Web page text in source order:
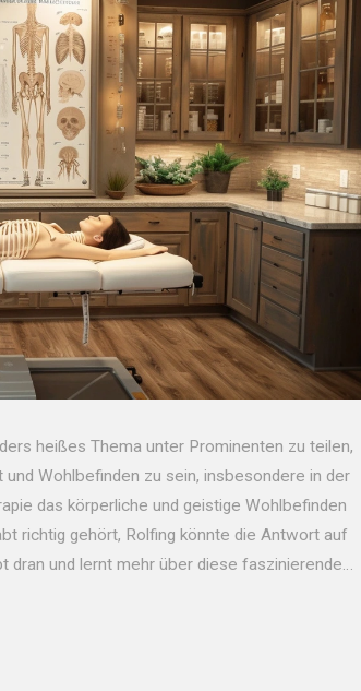
heißes Thema unter Prominenten zu teilen,
Wohlbefinden zu sein, insbesondere in der
das körperliche und geistige Wohlbefinden
richtig gehört, Rolfing könnte die Antwort auf
dran und lernt mehr über diese faszinierende